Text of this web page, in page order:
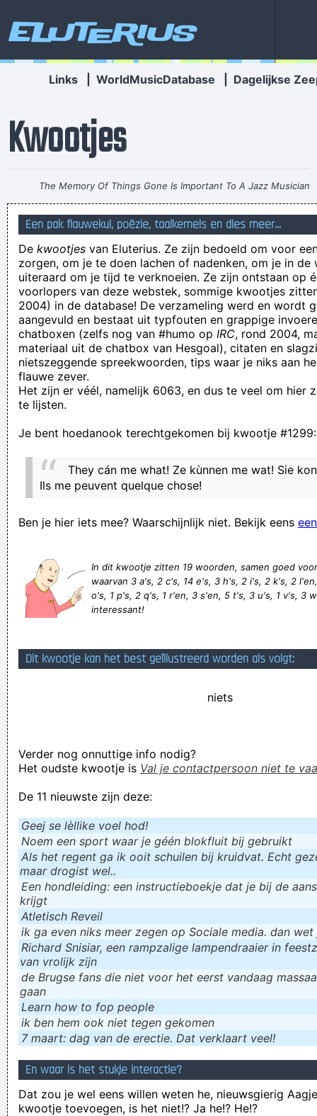
Eluterius
Links WorldMusicDatabase Dagelijkse
Kwootjes
The Memory Of Things Gone Is Important To A Jazz Musician
Things Like Old Folks Singing In The Moonlight In The Back
Yard On A Hot Night Or Something Said Long Ago~ Louis
Armstrong
Je laat je goede humeur en je goede werk toch niet teniet
laten doen door die meconiumkop?
Moet ik dan mijn rijstijl aanpassen aan die fucking egoïstische
snelheidsmaniakken? Nee, dat hoef ik niet. En vooral: NEE,
DAT DOE IK NIET.
Onvettig kind
Het zou mooi zijn mocht ik de plooien die de tijd heeft
gevormd gewoon kunnen gladstrijken. Ik voel me de laatste
tijd namelijk niet zo comfortabel tussen al die kreuken.
vrouwen dan
in mij legt geen enkele vogel een ei
Jmtyson, Geniet van zaken met de lokale bevolking
de dadiger ligt op het kerkhof en het slachtoffer ernaast
he, zo'n basgitaar
Verknoei je tijd op een nuttige manier!
Een pak flauwekul, poëzie, taalkemels en dies meer...
De kwootjes van Eluterius. Ze zijn bedoeld om voor
zorgen, om je te doen lachen of nadenken, om je in de
uiteraard om je tijd te verknoeien. Ze zijn ontstaan op
voorlopers van deze webstek, sommige kwootjes
2004) in de database! De verzameling werd en wordt
aangevuld en bestaat uit typfouten en grappige
chatboxen (zelfs nog van #humo op IRC, rond 2004,
materiaal uit de chatbox van Hesgoal), citaten en
nietszeggende spreekwoorden, tips waar je niks aan
flauwe zever.
Het zijn er véél, namelijk 6063, en dus te veel om hier
te lijsten.
Je bent hoedanook terechtgekomen bij kwootje #1299:
They cán me what! Ze kùnnen me wat! Sie
Ils me peuvent quelque chose!
Ben je hier iets mee? Waarschijnlijk niet. Bekijk eens
In dit kwootje zitten 19 woorden, samen goed
waarvan 3 a's, 2 c's, 14 e's, 3 h's, 2 i's, 2 k's, 2
o's, 1 p's, 2 q's, 1 r'en, 3 s'en, 5 t's, 3 u's, 1 v's, 3
interessant!
Dit kwootje kan het best geïllustreerd worden als volgt:
niets
Verder nog onnuttige info nodig?
Het oudste kwootje is Val je contactpersoon niet te
De 11 nieuwste zijn deze:
Geej se lèllike voel hod!
Noem een sport waar je géén blokfluit bij gebruikt
Als het regent ga ik ooit schuilen bij kruidvat. Echt
maar drogist wel..
Een hondleiding: een instructieboekje dat je bij de
krijgt
Atletisch Reveil
ik ga even niks meer zegen op Sociale media. dan
Richard Snisiar, een rampzalige lampendraaier in
van vrolijk zijn
de Brugse fans die niet voor het eerst vandaag
gaan
Learn how to fop people
ik ɓen hem ook niet tegen gekomen
7 maart: dag van de erectie. Dat verklaart veel!
En waar is het stukje interactie?
Dat zou je wel eens willen weten he, nieuwsgierig
kwootje toevoegen, is het niet!? Ja he!? He!?